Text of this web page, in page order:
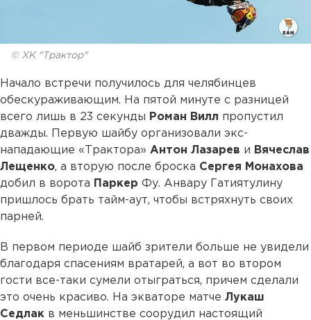
© ХК "Трактор"
Начало встречи получилось для челябинцев
обескураживающим. На пятой минуте с разницей
всего лишь в 23 секунды Роман Вилл пропустил
дважды. Первую шайбу организовали экс-
нападающие «Трактора» Антон Лазарев и Вячеслав
Лещенко, а вторую после броска Сергея Монахова
добил в ворота
Паркер Фу. Анвару Гатиятулину
пришлось брать тайм-аут, чтобы встряхнуть своих
парней.
В первом периоде шайб зрители больше не увидели
благодаря спасениям вратарей, а вот во втором
гости все-таки сумели отыграться, причем сделали
это очень красиво. На экваторе матче Лукаш
Седлак в меньшинстве соорудил настоящий